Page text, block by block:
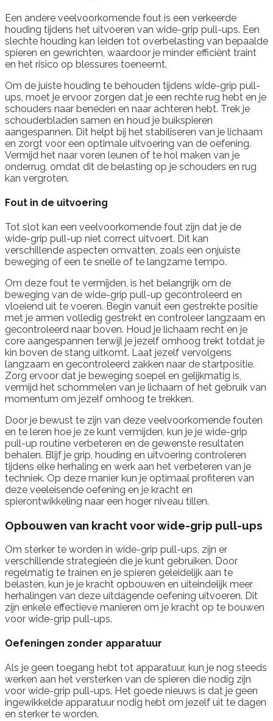
Een andere veelvoorkomende fout is een verkeerde
houding tijdens het uitvoeren van wide-grip pull-ups. Een
slechte houding kan leiden tot overbelasting van bepaalde
spieren en gewrichten, waardoor je minder efficiënt traint
en het risico op blessures toeneemt.
Om de juiste houding te behouden tijdens wide-grip pull-
ups, moet je ervoor zorgen dat je een rechte rug hebt en je
schouders naar beneden en naar achteren hebt. Trek je
schouderbladen samen en houd je buikspieren
aangespannen. Dit helpt bij het stabiliseren van je lichaam
en zorgt voor een optimale uitvoering van de oefening.
Vermijd het naar voren leunen of te hol maken van je
onderrug, omdat dit de belasting op je schouders en rug
kan vergroten.
Fout in de uitvoering
Tot slot kan een veelvoorkomende fout zijn dat je de
wide-grip pull-up niet correct uitvoert. Dit kan
verschillende aspecten omvatten, zoals een onjuiste
beweging of een te snelle of te langzame tempo.
Om deze fout te vermijden, is het belangrijk om de
beweging van de wide-grip pull-up gecontroleerd en
vloeiend uit te voeren. Begin vanuit een gestrekte positie
met je armen volledig gestrekt en controleer langzaam en
gecontroleerd naar boven. Houd je lichaam recht en je
core aangespannen terwijl je jezelf omhoog trekt totdat je
kin boven de stang uitkomt. Laat jezelf vervolgens
langzaam en gecontroleerd zakken naar de startpositie.
Zorg ervoor dat je beweging soepel en gelijkmatig is,
vermijd het schommelen van je lichaam of het gebruik van
momentum om jezelf omhoog te trekken.
Door je bewust te zijn van deze veelvoorkomende fouten
en te leren hoe je ze kunt vermijden, kun je je wide-grip
pull-up routine verbeteren en de gewenste resultaten
behalen. Blijf je grip, houding en uitvoering controleren
tijdens elke herhaling en werk aan het verbeteren van je
techniek. Op deze manier kun je optimaal profiteren van
deze veeleisende oefening en je kracht en
spierontwikkeling naar een hoger niveau tillen.
Opbouwen van kracht voor wide-grip pull-ups
Om sterker te worden in wide-grip pull-ups, zijn er
verschillende strategieën die je kunt gebruiken. Door
regelmatig te trainen en je spieren geleidelijk aan te
belasten, kun je je kracht opbouwen en uiteindelijk meer
herhalingen van deze uitdagende oefening uitvoeren. Dit
zijn enkele effectieve manieren om je kracht op te bouwen
voor wide-grip pull-ups.
Oefeningen zonder apparatuur
Als je geen toegang hebt tot apparatuur, kun je nog steeds
werken aan het versterken van de spieren die nodig zijn
voor wide-grip pull-ups. Het goede nieuws is dat je geen
ingewikkelde apparatuur nodig hebt om jezelf uit te dagen
en sterker te worden.